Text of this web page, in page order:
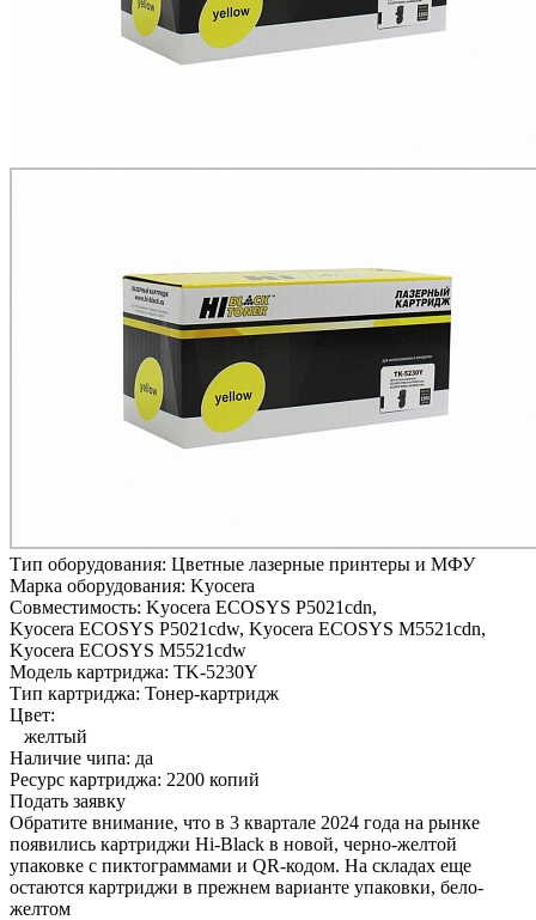
Тип оборудования: Цветные лазерные принтеры и МФУ
Марка оборудования: Kyocera
Совместимость: Kyocera ECOSYS P5021cdn,
Kyocera ECOSYS P5021cdw, Kyocera ECOSYS M5521cdn,
Kyocera ECOSYS M5521cdw
Модель картриджа: TK-5230Y
Тип картриджа: Тонер-картридж
Цвет:
желтый
Наличие чипа: да
Ресурс картриджа: 2200 копий
Подать заявку
Обратите внимание, что в 3 квартале 2024 года на рынке
появились картриджи Hi-Black в новой, черно-желтой
упаковке с пиктограммами и QR-кодом. На складах еще
остаются картриджи в прежнем варианте упаковки, бело-
желтом